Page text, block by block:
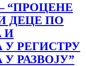
“ПРОЦЕНЕ
ДЕЦЕ ПО
И
У РЕГИСТРУ
РАЗВОЈУ”